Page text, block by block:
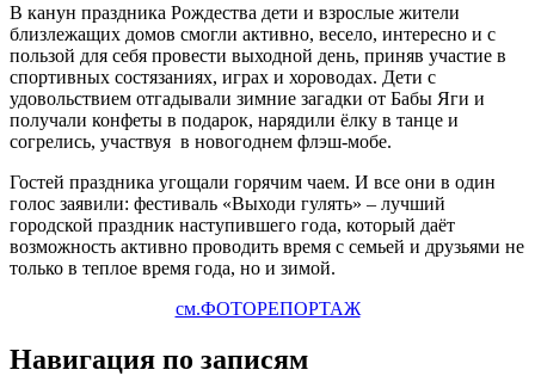
В канун праздника Рождества дети и взрослые жители
близлежащих домов смогли активно, весело, интересно и с
пользой для себя провести выходной день, приняв участие в
спортивных состязаниях, играх и хороводах. Дети с
удовольствием отгадывали зимние загадки от Бабы Яги и
получали конфеты в подарок, нарядили ёлку в танце и
согрелись, участвуя в новогоднем флэш-мобе.
Гостей праздника угощали горячим чаем. И все они в один
голос заявили: фестиваль «Выходи гулять» – лучший
городской праздник наступившего года, который даёт
возможность активно проводить время с семьей и друзьями не
только в теплое время года, но и зимой.
см.ФОТОРЕПОРТАЖ
Навигация по записям